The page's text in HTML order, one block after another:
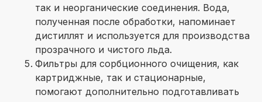
так и неорганические соединения. Вода,
полученная после обработки, напоминает
дистиллят и используется для производства
прозрачного и чистого льда.
Фильтры для сорбционного очищения, как
картриджные, так и стационарные,
помогают дополнительно подготавливать